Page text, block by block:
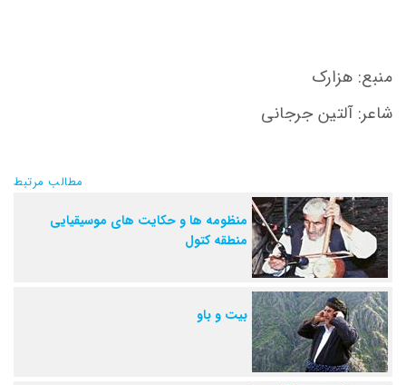
منبع: هزارک
شاعر: آلتین جرجانی
مطالب مرتبط
منظومه ها و حکایت های موسیقیایی
منطقه کتول
بیت و باو